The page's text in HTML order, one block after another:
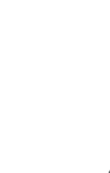
na uchycení
profilu 60×60